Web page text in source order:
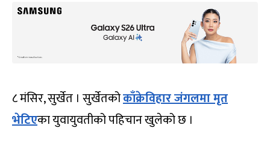
८ मंसिर, सुर्खेत । सुर्खेतकोकाँक्रेविहार जंगलमा मृत
भेटिएका युवायुवतीको पहिचान खुलेको छ ।